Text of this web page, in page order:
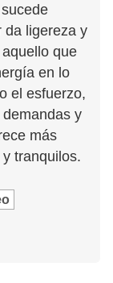
da ligereza y
que
en lo
el esfuerzo,
y
más
tranquilos.